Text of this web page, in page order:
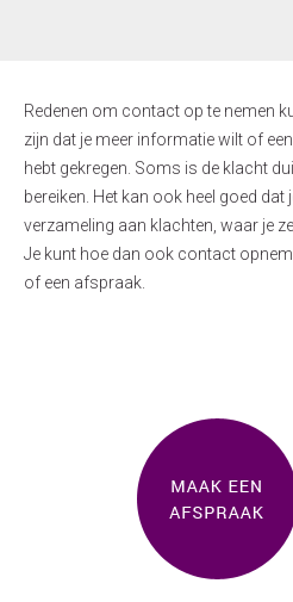
Redenen om contact op te nemen
zijn dat je meer informatie wilt of
hebt gekregen. Soms is de klacht
bereiken. Het kan ook heel goed dat
verzameling aan klachten, waar je
Je kunt hoe dan ook contact
of een afspraak.